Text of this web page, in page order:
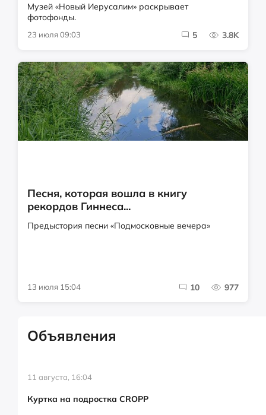
Музей «Новый Иерусалим» раскрывает
фотофонды.
23 июля 09:03 5 3.8K
Песня, которая вошла в книгу
рекордов Гиннеса...
Предыстория песни «Подмосковные вечера»
13 июля 15:04 10 977
Объявления
11 августа, 16:04
Куртка на подростка CROPP